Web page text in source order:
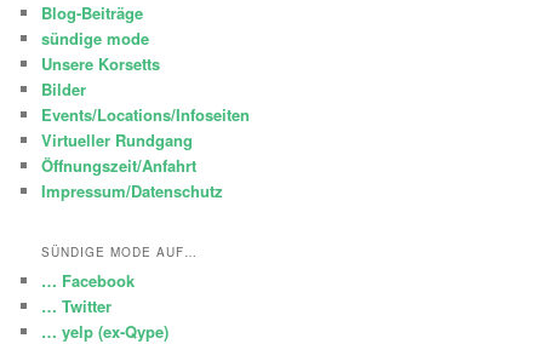
Blog-Beiträge
sündige mode
Unsere Korsetts
Bilder
Events/Locations/Infoseiten
Virtueller Rundgang
Öffnungszeit/Anfahrt
Impressum/Datenschutz
SÜNDIGE MODE AUF…
… Facebook
… Twitter
… yelp (ex-Qype)